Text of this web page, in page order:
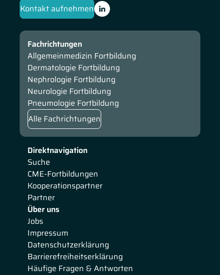
Kontakt aufnehmen
Direktnavigation
Suche
CME-Fortbildungen
Kooperationspartner
Partner
Über uns
Jobs
Impressum
Datenschutzerklärung
Barrierefreiheitserklärung
Häufige Fragen & Antworten
Fachrichtungen
Allgemeinmedizin Fortbildung
Dermatologie Fortbildung
Nephrologie Fortbildung
Neurologie Fortbildung
Pneumologie Fortbildung
Alle Fachrichtungen